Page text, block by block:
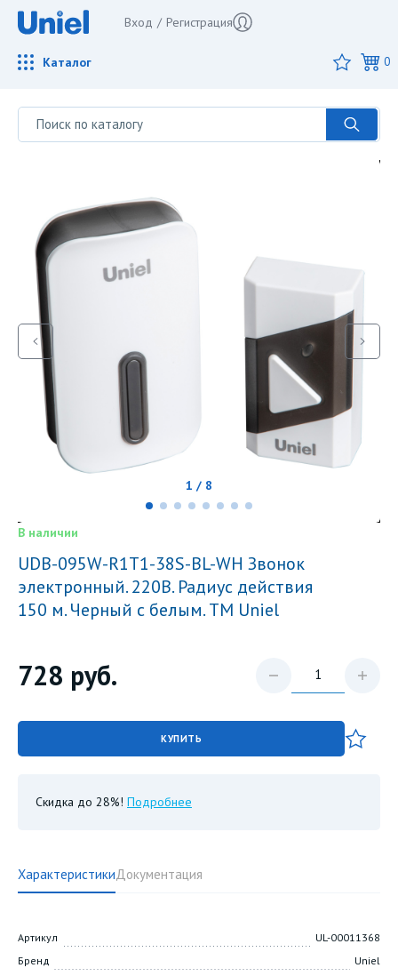
Вход / Регистрация
Каталог 0
1 / 8
В наличии
UDB-095W-R1T1-38S-BL-WH Звонок
электронный. 220В. Радиус действия
150 м. Черный с белым. ТМ Uniel
728 руб.
КУПИТЬ
Скидка до 28%! Подробнее
ХарактеристикиДокументация
Артикул
UL-00011368
Бренд
Uniel